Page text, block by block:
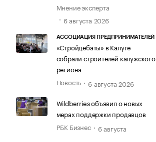
Мнение эксперта
6 августа 2026
АССОЦИАЦИЯ ПРЕДПРИНИМАТЕЛЕЙ
«Стройдебаты» в Калуге
собрали строителей калужского
региона
Новость
6 августа 2026
Wildberries объявил о новых
мерах поддержки продавцов
РБК Бизнес
6 августа